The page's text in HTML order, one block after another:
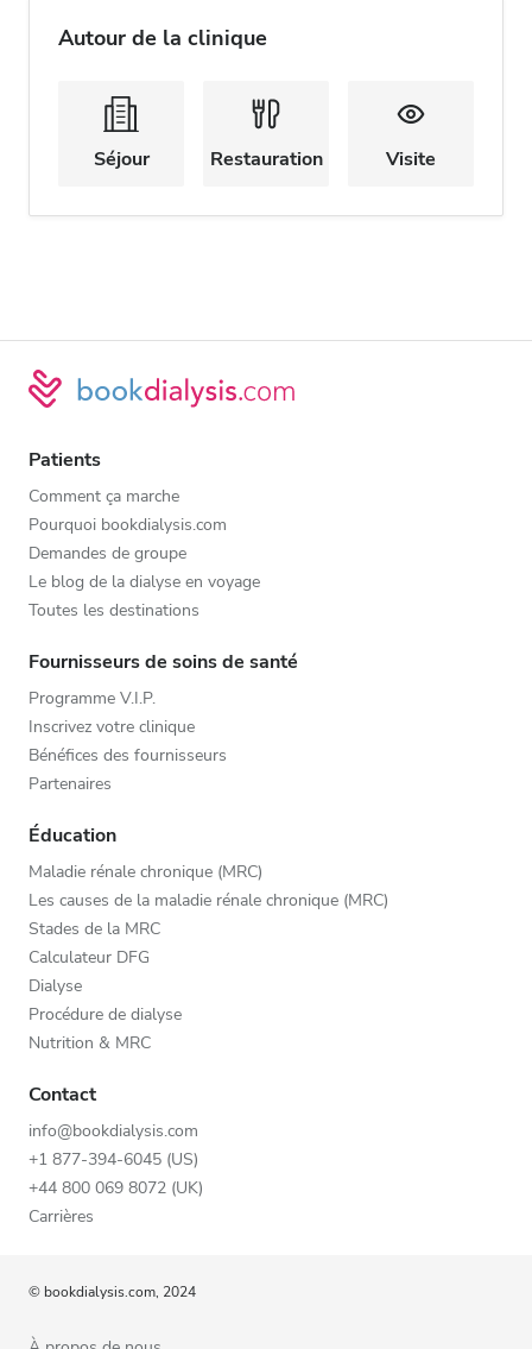
Autour de la clinique
Séjour Restauration Visite
Patients
Comment ça marche
Pourquoi bookdialysis.com
Demandes de groupe
Le blog de la dialyse en voyage
Toutes les destinations
Fournisseurs de soins de santé
Programme V.I.P.
Inscrivez votre clinique
Bénéfices des fournisseurs
Partenaires
Éducation
Maladie rénale chronique (MRC)
Les causes de la maladie rénale chronique (MRC)
Stades de la MRC
Calculateur DFG
Dialyse
Procédure de dialyse
Nutrition & MRC
Contact
info@bookdialysis.com
+1 877-394-6045 (US)
+44 800 069 8072 (UK)
Carrières
© bookdialysis.com, 2024